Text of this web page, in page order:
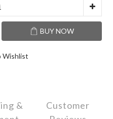
BUY NOW
Wishlist
&
Customer